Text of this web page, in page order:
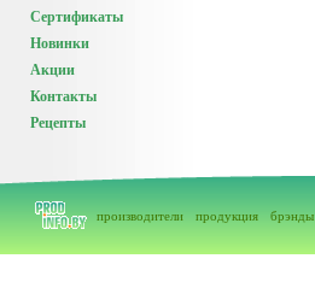
Сертификаты
Новинки
Акции
Контакты
Рецепты
производители продукция брэнды